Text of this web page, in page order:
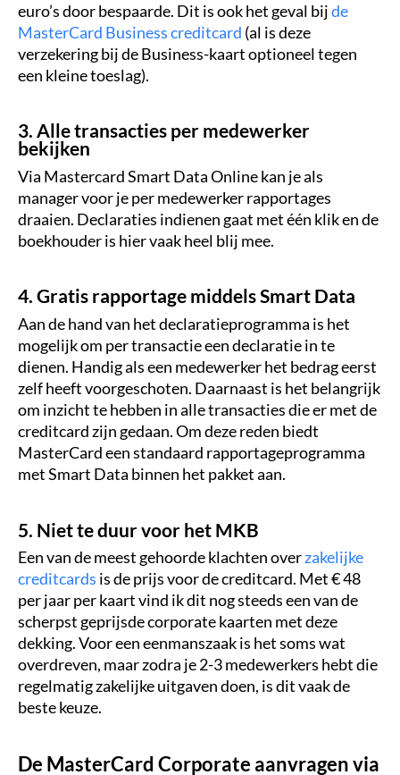
euro’s door bespaarde. Dit is ook het geval bijde
MasterCard Business creditcard (al is deze
verzekering bij de Business-kaart optioneel tegen
een kleine toeslag).
3. Alle transacties per medewerker
bekijken
Via Mastercard Smart Data Online kan je als
manager voor je per medewerker rapportages
draaien. Declaraties indienen gaat met één klik en de
boekhouder is hier vaak heel blij mee.
4. Gratis rapportage middels Smart Data
Aan de hand van het declaratieprogramma is het
mogelijk om per transactie een declaratie in te
dienen. Handig als een medewerker het bedrag eerst
zelf heeft voorgeschoten. Daarnaast is het belangrijk
om inzicht te hebben in alle transacties die er met de
creditcard zijn gedaan. Om deze reden biedt
MasterCard een standaard rapportageprogramma
met Smart Data binnen het pakket aan.
5. Niet te duur voor het MKB
Een van de meest gehoorde klachten overzakelijke
creditcards is de prijs voor de creditcard. Met € 48
per jaar per kaart vind ik dit nog steeds een van de
scherpst geprijsde corporate kaarten met deze
dekking. Voor een eenmanszaak is het soms wat
overdreven, maar zodra je 2-3 medewerkers hebt die
regelmatig zakelijke uitgaven doen, is dit vaak de
beste keuze.
De MasterCard Corporate aanvragen via